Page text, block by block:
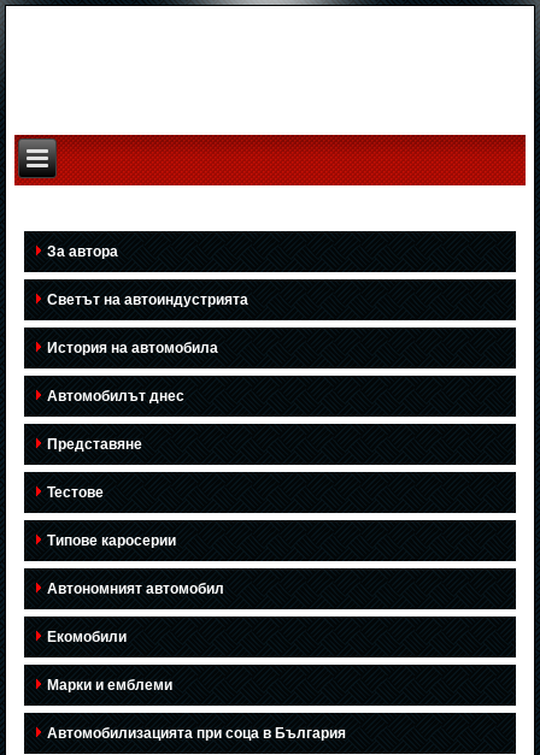
За автора
Светът на автоиндустрията
История на автомобила
Автомобилът днес
Представяне
Тестове
Типове каросерии
Автономният автомобил
Екомобили
Марки и емблеми
Автомобилизацията при соца в България